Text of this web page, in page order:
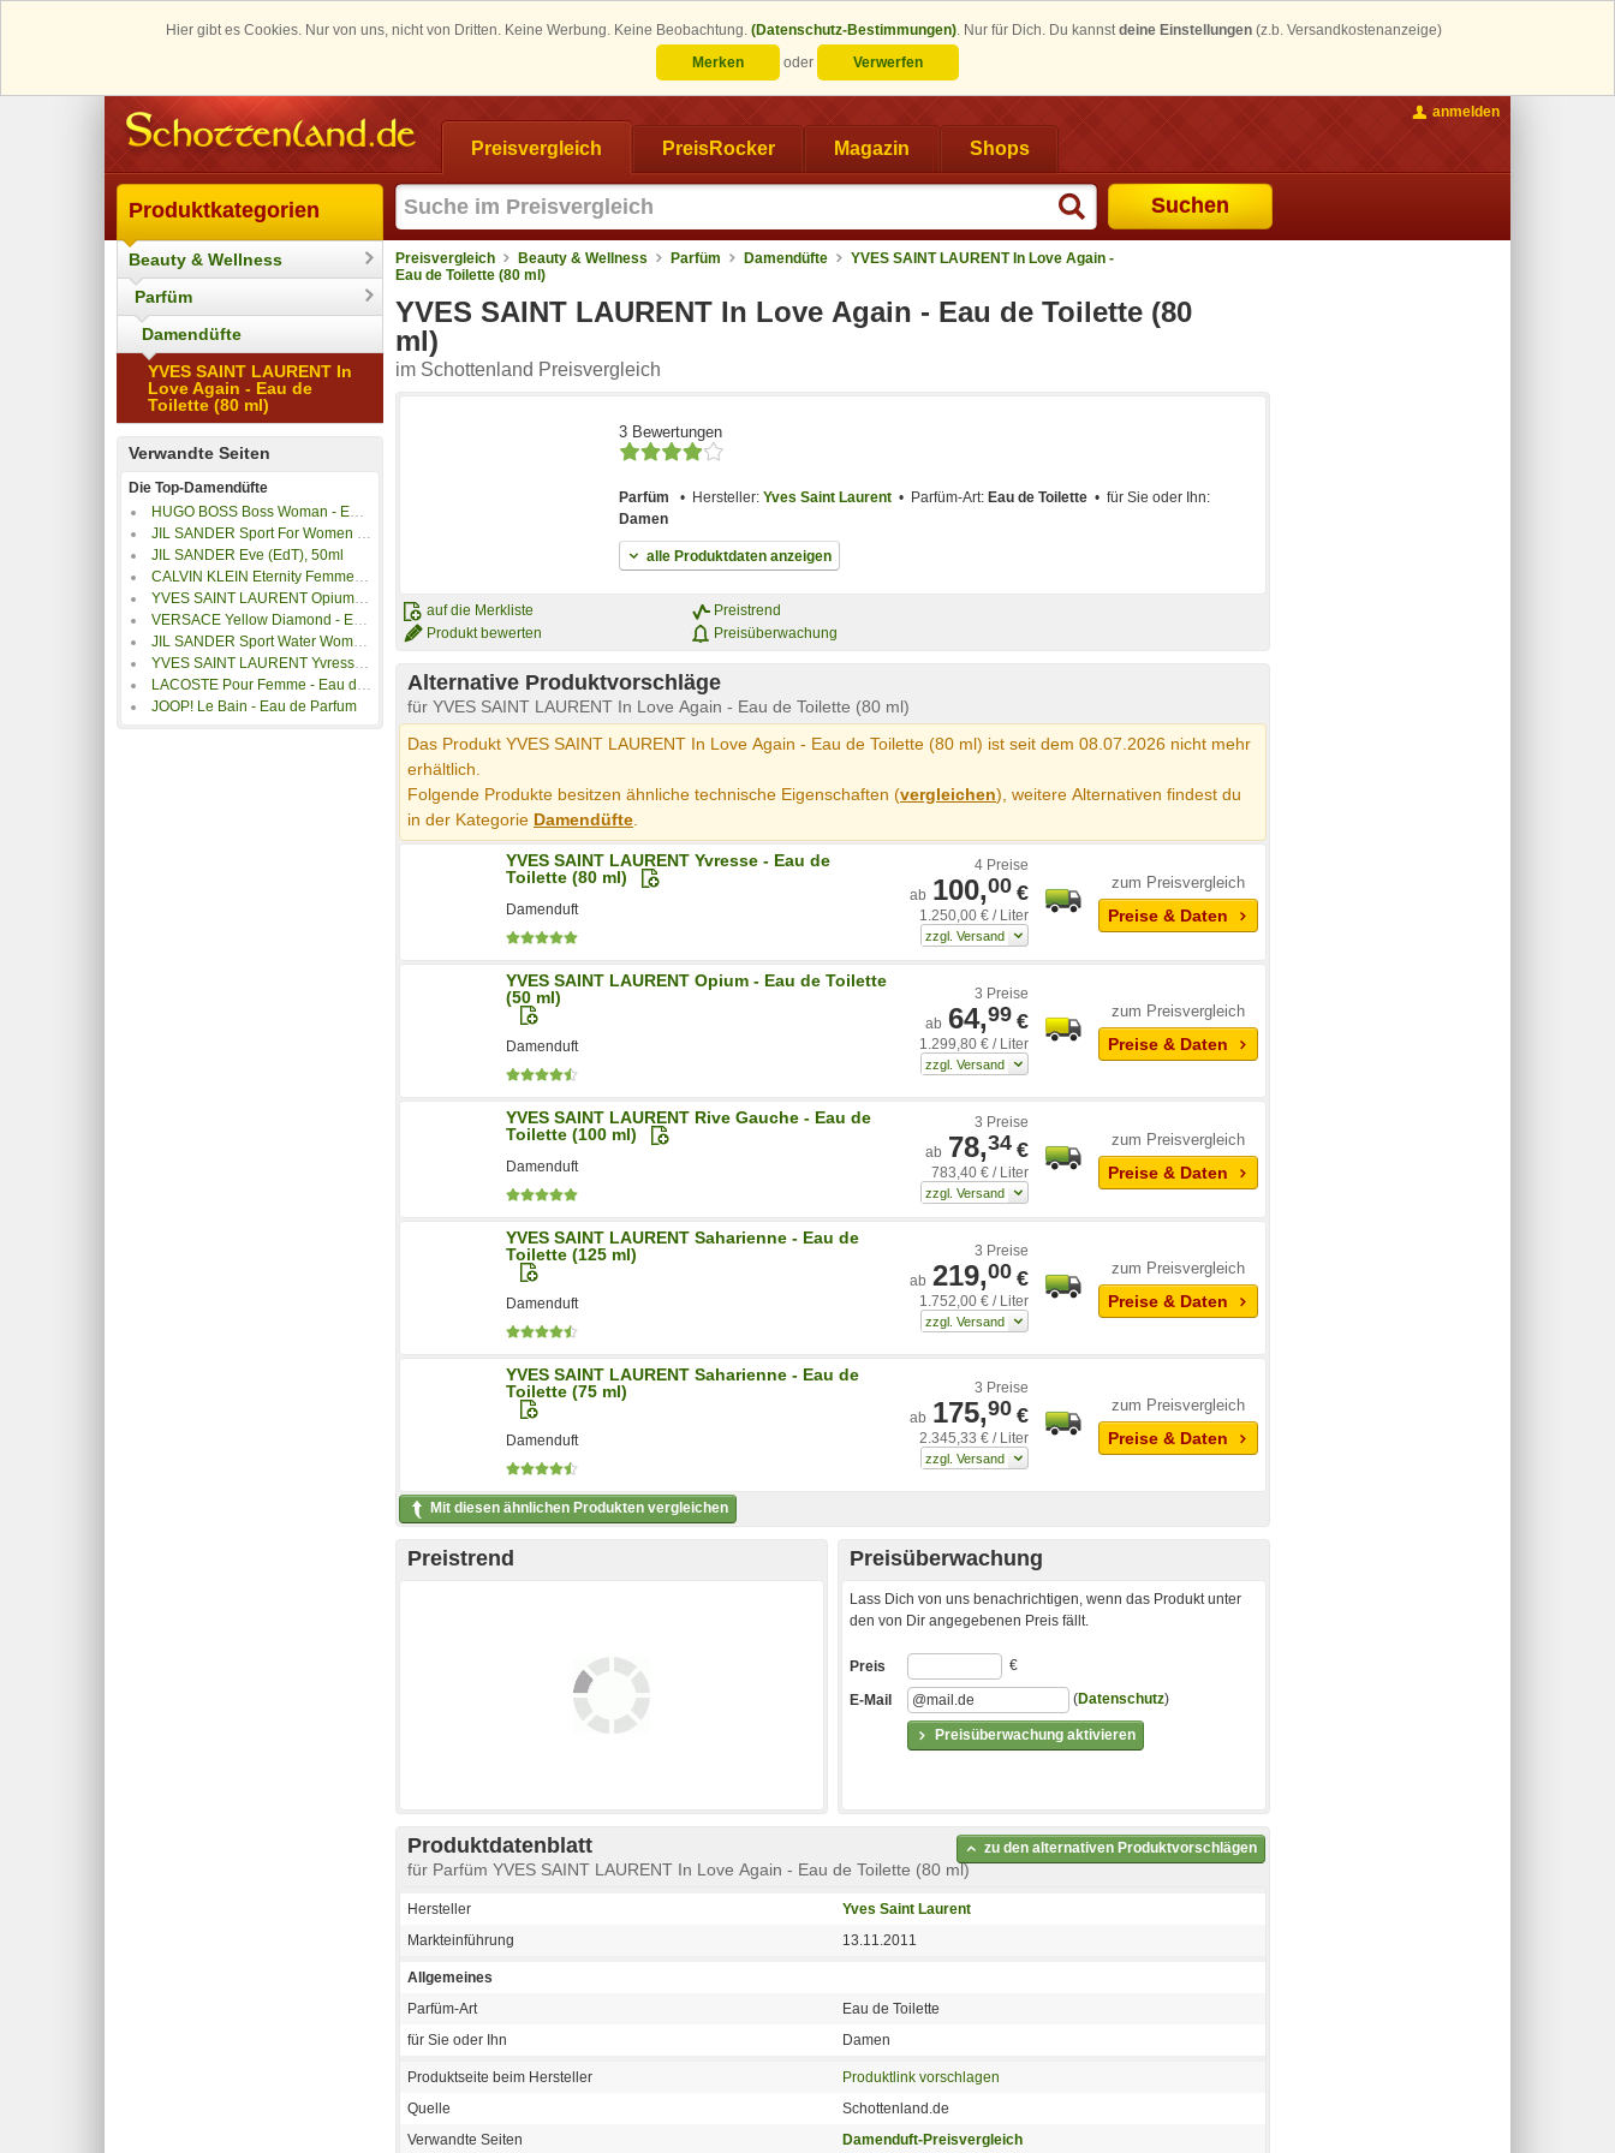
Hier gibt es Cookies. Nur von uns, nicht von Dritten. Keine Werbung. Keine Beobachtung. (Datenschutz-Bestimmungen). Nur für Dich. Du kannstdeine Einstellungen (z.b. Versandkostenanzeige)
Merken
oder Verwerfen
Preisvergleich PreisRocker Magazin Shops
Suchen
anmelden
Produktkategorien
Beauty & Wellness
Parfüm
Damendüfte
YVES SAINT LAURENT In
Love Again - Eau de
Toilette (80 ml)
Verwandte Seiten
Die Top-Damendüfte
HUGO BOSS Boss Woman - Eau de Parfum
JIL SANDER Sport For Women - Eau de Toilette
JIL SANDER Eve (EdT), 50ml
CALVIN KLEIN Eternity Femme Eau de Parfum Vapo 100 ml 1KE1901
YVES SAINT LAURENT Opium - Eau de Parfum
VERSACE Yellow Diamond - Eau de Toilette
JIL SANDER Sport Water Woman - Eau de Toilette
YVES SAINT LAURENT Yvresse - Eau de Toilette
LACOSTE Pour Femme - Eau de Parfum
JOOP! Le Bain - Eau de Parfum
Preisvergleich Beauty & Wellness Parfüm Damendüfte
YVES SAINT LAURENT In Love Again -
Eau de Toilette (80 ml)
YVES SAINT LAURENT In Love Again - Eau de Toilette (80
ml)
im Schottenland Preisvergleich
3 Bewertungen
Parfüm Hersteller: Yves Saint Laurent Parfüm-Art: Eau de Toilette
für Sie oder Ihn:
Damen
alle Produktdaten anzeigen
auf die Merkliste
Produkt bewerten
Preistrend
Preisüberwachung
Alternative Produktvorschläge
für YVES SAINT LAURENT In Love Again - Eau de Toilette (80 ml)
Das Produkt YVES SAINT LAURENT In Love Again - Eau de Toilette (80 ml) ist seit dem 08.07.2026 nicht mehr
erhältlich.
Folgende Produkte besitzen ähnliche technische Eigenschaften (vergleichen), weitere Alternativen findest du
in der Kategorie Damendüfte
YVES SAINT LAURENT Yvresse - Eau de
Toilette (80 ml)
Damenduft
4 Preise
ab 100,00 €
1.250,00 € / Liter
zum Preisvergleich
Preise & Daten
YVES SAINT LAURENT Opium - Eau de Toilette
(50 ml)
Damenduft
3 Preise
ab 64,99 €
1.299,80 € / Liter
zum Preisvergleich
Preise & Daten
YVES SAINT LAURENT Rive Gauche - Eau de
Toilette (100 ml)
Damenduft
3 Preise
ab 78,34 €
783,40 € / Liter
zum Preisvergleich
Preise & Daten
YVES SAINT LAURENT Saharienne - Eau de
Toilette (125 ml)
Damenduft
3 Preise
ab 219,00 €
1.752,00 € / Liter
zum Preisvergleich
Preise & Daten
YVES SAINT LAURENT Saharienne - Eau de
Toilette (75 ml)
Damenduft
3 Preise
ab 175,90 €
2.345,33 € / Liter
zum Preisvergleich
Preise & Daten
Mit diesen ähnlichen Produkten vergleichen
Preistrend Preisüberwachung
Lass Dich von uns benachrichtigen, wenn das Produkt unter
den von Dir angegebenen Preis fällt.
Preisüberwachung aktivieren
Preis €
E-Mail (Datenschutz)
Produktdatenblatt
für Parfüm YVES SAINT LAURENT In Love Again - Eau de Toilette (80 ml)
zu den alternativen Produktvorschlägen
Hersteller
Yves Saint Laurent
Markteinführung
13.11.2011
Allgemeines
Parfüm-Art
Eau de Toilette
für Sie oder Ihn
Damen
Produktseite beim Hersteller
Produktlink vorschlagen
Quelle
Schottenland.de
Verwandte Seiten
Damenduft-Preisvergleich